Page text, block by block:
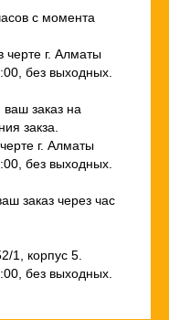
с момента
черте г. Алматы
без выходных.
заказ на
закза.
г. Алматы
без выходных.
заказ через час
1, корпус 5.
без выходных.